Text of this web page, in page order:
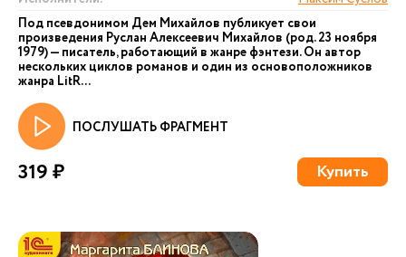
Под псевдонимом Дем Михайлов публикует свои
произведения Руслан Алексеевич Михайлов (род. 23 ноября
1979) — писатель, работающий в жанре фэнтези. Он автор
нескольких циклов романов и один из основоположников
жанра LitR...
ПОСЛУШАТЬ ФРАГМЕНТ
319 ₽ Купить